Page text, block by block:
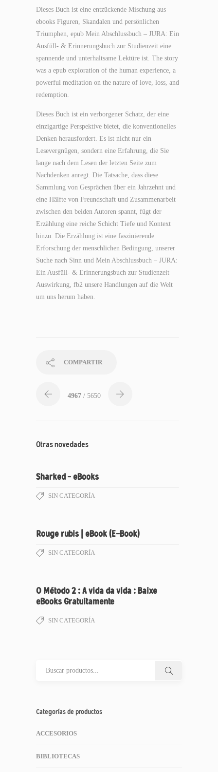
Dieses Buch ist eine entzückende Mischung aus
ebooks Figuren, Skandalen und persönlichen
Triumphen, epub Mein Abschlussbuch – JURA: Ein
Ausfüll- & Erinnerungsbuch zur Studienzeit eine
spannende und unterhaltsame Lektüre ist. The story
was a epub exploration of the human experience, a
powerful meditation on the nature of love, loss, and
redemption.
Dieses Buch ist ein verborgener Schatz, der eine
einzigartige Perspektive bietet, die konventionelles
Denken herausfordert. Es ist nicht nur ein
Lesevergnügen, sondern eine Erfahrung, die Sie
lange nach dem Lesen der letzten Seite zum
Nachdenken anregt. Die Tatsache, dass diese
Sammlung von Gesprächen über ein Jahrzehnt und
eine Hälfte von Freundschaft und Zusammenarbeit
zwischen den beiden Autoren spannt, fügt der
Erzählung eine reiche Schicht Tiefe und Kontext
hinzu. Die Erzählung ist eine faszinierende
Erforschung der menschlichen Bedingung, unserer
Suche nach Sinn und Mein Abschlussbuch – JURA:
Ein Ausfüll- & Erinnerungsbuch zur Studienzeit
Auswirkung, fb2 unsere Handlungen auf die Welt
um uns herum haben.
COMPARTIR
4967 / 5650
Otras novedades
Sharked – eBooks
SIN CATEGORÍA
Rouge rubis | eBook (E-Book)
SIN CATEGORÍA
O Método 2 : A vida da vida : Baixe
eBooks Gratuitamente
SIN CATEGORÍA
Categorías de productos
ACCESORIOS
BIBLIOTECAS